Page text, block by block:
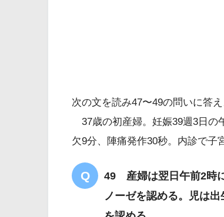
次の文を読み47〜49の問いに答え
37歳の初産婦。妊娠39週3日の
欠9分、陣痛発作30秒。内診で子
49 産婦は翌日午前2時
ノーゼを認める。児は